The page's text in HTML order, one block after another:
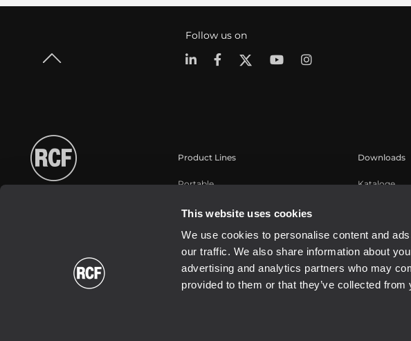
This website uses cookies
We use cookies to personalise content and
our traffic. We also share information about
advertising and analytics partners who may
provided to them or that they’ve collected
Follow us on
Product Lines
Portable
Installation
Commercial
Schallwandler / Transducer
Downloads
Kataloge